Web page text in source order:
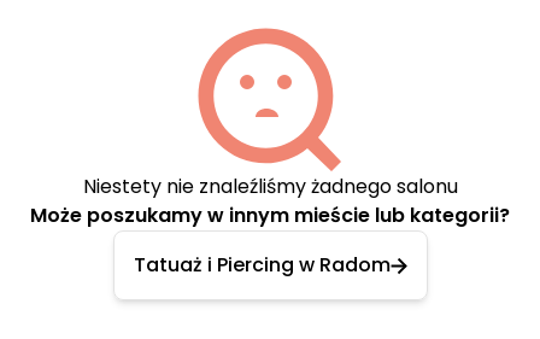
Niestety nie znaleźliśmy żadnego salonu
Może poszukamy w innym mieście lub kategorii?
Tatuaż i Piercing w Radom